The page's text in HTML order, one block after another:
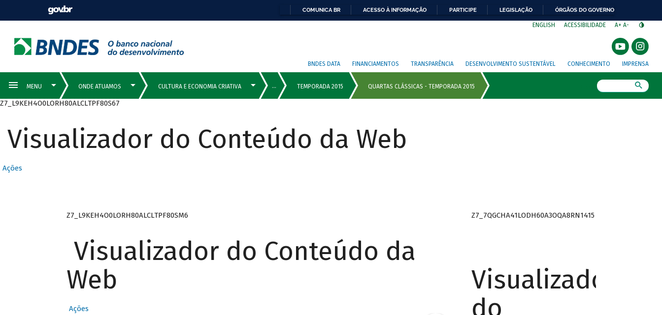
COMUNICA BR ACESSO À INFORMAÇÃO PARTICIPE LEGISLAÇÃO ÓRGÃOS DO GOVERNO
ENGLISH ACESSIBILIDADE A+ A-
BNDES DATA FINANCIAMENTOS TRANSPARÊNCIA DESENVOLVIMENTO SUSTENTÁVEL CONHECIMENTO IMPRENSA
Z7_L9KEH4O0LORH80ALCLTPF80S67
Visualizador do Conteúdo da Web
Ações
Z7_L9KEH4O0LORH80ALCLTPF80SM6
Visualizador do Conteúdo da
Web
Ações
Z7_7QGCHA41LODH60A3OQA8RN1415
Visualizador
do